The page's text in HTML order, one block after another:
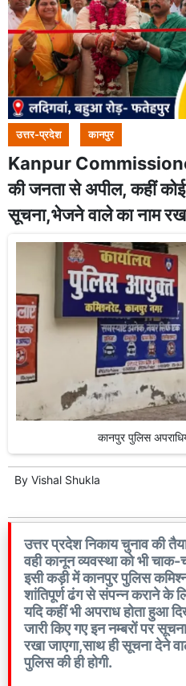
उत्तर-प्रदेश कानपुर
Kanpur
की जनता से अपील, कहीं
सूचना,भेजने वाले का नाम
कानपुर पुलिस
By Vishal Shukla
उत्तर प्रदेश निकाय चुनाव की
वही कानून व्यवस्था को भी चाक-
इसी कड़ी में कानपुर पुलिस
शांतिपूर्ण ढंग से संपन्न कराने के
यदि कहीं भी अपराध होता हुआ
जारी किए गए इन नम्बरों पर
रखा जाएगा,साथ ही सूचना देने
पुलिस की ही होगी.